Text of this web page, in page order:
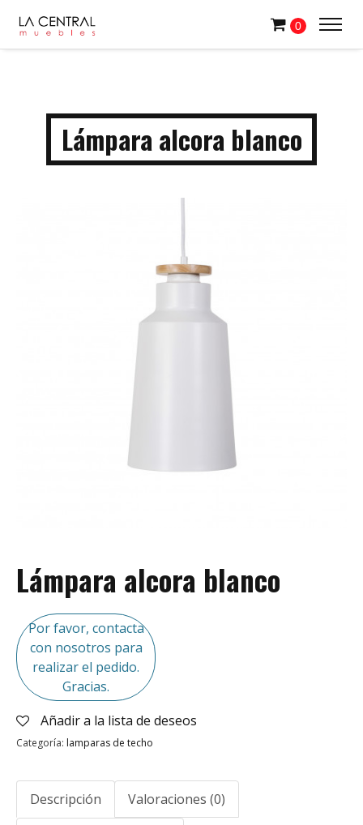
0
Lámpara alcora blanco
Lámpara alcora blanco
Por favor, contacta
con nosotros para
realizar el pedido.
Gracias.
Añadir a la lista de deseos
Categoría: lamparas de techo
Descripción Valoraciones (0)